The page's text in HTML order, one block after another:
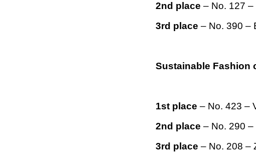
2nd place – No. 127 –
3rd place – No. 390 –
Sustainable Fashion
1st place – No. 423 –
2nd place – No. 290
3rd place – No. 208 –